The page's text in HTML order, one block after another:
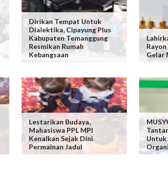
Dirikan Tempat Untuk
Dialektika, Cipayung Plus
Kabupaten Temanggung
Resmikan Rumah
Kebangsaan
Gelar
Lestarikan Budaya,
Mahasiswa PPL MPI
Kenalkan Sejak Dini
Permainan Jadul
Untuk